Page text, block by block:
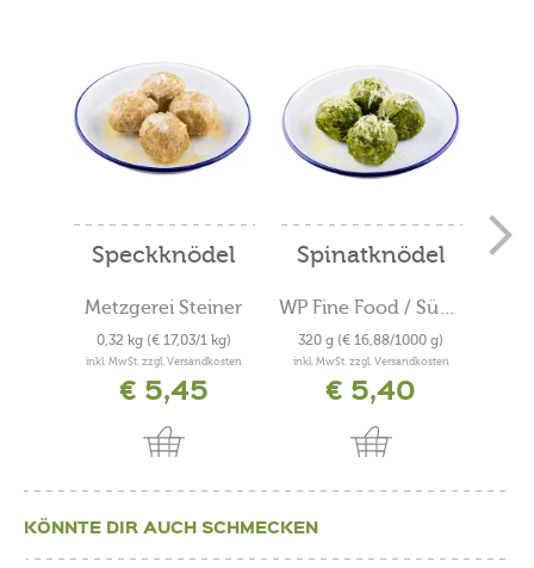
Speckknödel
Metzgerei Steiner
0,32 kg (€ 17,03/1 kg)
inkl. MwSt. zzgl. Versandkosten
€ 5,45
Spinatknödel
WP Fine Food / Südtiroler...
320 g (€ 16,88/1000 g)
inkl. MwSt. zzgl. Versandkosten
€ 5,40
KÖNNTE DIR AUCH SCHMECKEN